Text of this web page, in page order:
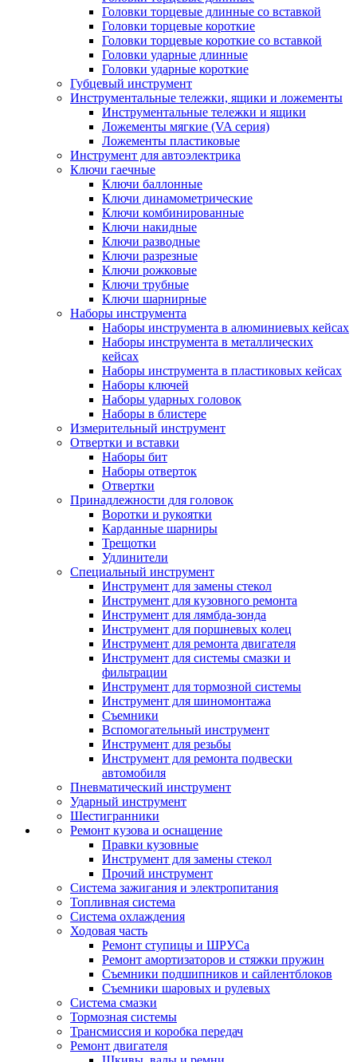
Головки торцевые длинные со вставкой
Головки торцевые короткие
Головки торцевые короткие со вставкой
Головки ударные длинные
Головки ударные короткие
Губцевый инструмент
Инструментальные тележки, ящики и ложементы
Инструментальные тележки и ящики
Ложементы мягкие (VA серия)
Ложементы пластиковые
Инструмент для автоэлектрика
Ключи гаечные
Ключи баллонные
Ключи динамометрические
Ключи комбинированные
Ключи накидные
Ключи разводные
Ключи разрезные
Ключи рожковые
Ключи трубные
Ключи шарнирные
Наборы инструмента
Наборы инструмента в алюминиевых кейсах
Наборы инструмента в металлических
кейсах
Наборы инструмента в пластиковых кейсах
Наборы ключей
Наборы ударных головок
Наборы в блистере
Измерительный инструмент
Отвертки и вставки
Наборы бит
Наборы отверток
Отвертки
Принадлежности для головок
Воротки и рукоятки
Карданные шарниры
Трещотки
Удлинители
Специальный инструмент
Инструмент для замены стекол
Инструмент для кузовного ремонта
Инструмент для лямбда-зонда
Инструмент для поршневых колец
Инструмент для ремонта двигателя
Инструмент для системы смазки и
фильтрации
Инструмент для тормозной системы
Инструмент для шиномонтажа
Съемники
Вспомогательный инструмент
Инструмент для резьбы
Инструмент для ремонта подвески
автомобиля
Пневматический инструмент
Ударный инструмент
Шестигранники
Ремонт кузова и оснащение
Правки кузовные
Инструмент для замены стекол
Прочий инструмент
Система зажигания и электропитания
Топливная система
Система охлаждения
Ходовая часть
Ремонт ступицы и ШРУСа
Ремонт амортизаторов и стяжки пружин
Съемники подшипников и сайлентблоков
Съемники шаровых и рулевых
Система смазки
Тормозная системы
Трансмиссия и коробка передач
Ремонт двигателя